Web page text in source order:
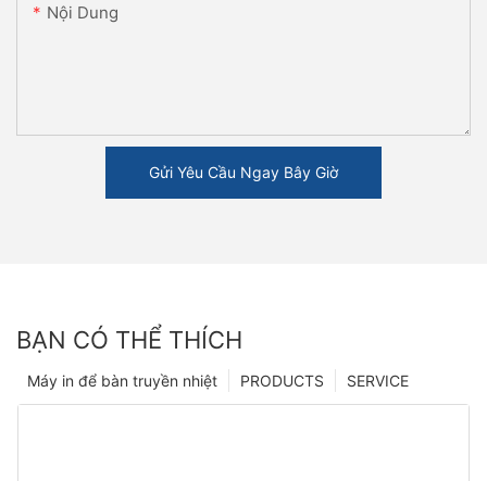
Nội Dung
Gửi Yêu Cầu Ngay Bây Giờ
BẠN CÓ THỂ THÍCH
SERVICE
PRODUCTS
Máy in để bàn truyền nhiệt